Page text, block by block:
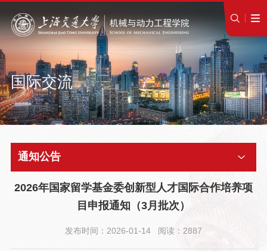
国际交流
通知公告
2026年国家留学基金委创新型人才国际合作培养项
目申报通知（3月批次）
发布时间：2026-01-14 阅读：2887